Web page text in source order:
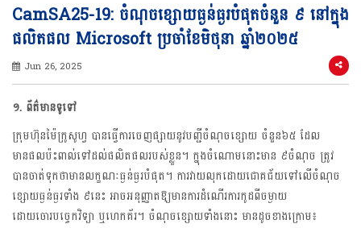
CamSA25-19: ចំណុចខ្សោយធ្ងន់ធ្ងរបំផុតចំនួន ៩ នៅក្នុង
ផលិតផល Microsoft ប្រចាំខែមិថុនា ឆ្នាំ២០២៥
Jun 26, 2025
១. ព័ត៌មានទូទៅ
ក្រុមហ៊ុនម៉ៃក្រូសូហ្វ បានធ្វើការចេញផ្សាយនូវបញ្ជីចំណុចខ្សោយ ចំនួន៦៥ ដែល
មានផលប៉ះពាល់ទៅដល់ផលិតផលរបស់ខ្លួន។ ក្នុងចំណោមនោះមាន ៩ចំណុច ត្រូវ
បានចាត់ទុកថាមានលក្ខណៈធ្ងន់ធ្ងរបំផុត។ ការវាយលុកដោយជោគជ័យទៅលើចំណុច
ខ្សោយធ្ងន់ធ្ងរទាំង ៩នេះ អាចអនុញ្ញាតឱ្យមានការដំណើរការកូដពីចម្ងាយ
ដោយចោរបច្ចេកវិទ្យា ឬហេកគ័រ។ ចំណុចខ្សោយទាំងនោះ មានដូចខាងក្រោម៖